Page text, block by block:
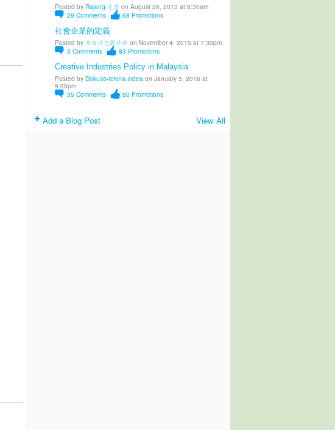
Posted by Rajang 左岸 on August 26, 2013 at 8:30am
29 Comments 68 Promotions
社會企業的定義
Posted by 來自沙巴的沙邦 on November 4, 2015 at 7:30pm
3 Comments 83 Promotions
Creative Industries Policy in Malaysia
Posted by Dokusō-tekina aidea on January 5, 2016 at
9:00pm
35 Comments 80 Promotions
Add a Blog Post View All